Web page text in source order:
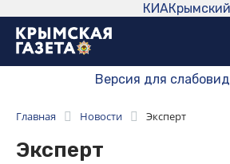
КИА
Версия для
Главная Новости Эксперт
Эксперт